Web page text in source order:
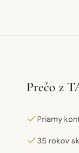
Prečo z
Priamy
35 rokov